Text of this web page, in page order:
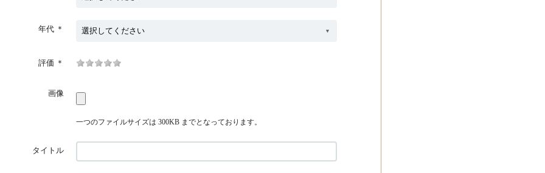
年代 ＊
評価 ＊
画像
一つのファイルサイズは 300KB までとなっております。
タイトル